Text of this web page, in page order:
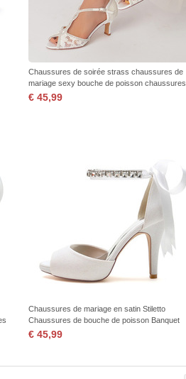
Chaussures de soirée strass chaussures de
mariage sexy bouche de poisson chaussures
de mariage à talons hauts sandales à talons
€ 45,99
Chaussures de mariage en satin Stiletto
Chaussures de bouche de poisson Banquet
Chaussures de mode de fête annuelle
€ 45,99